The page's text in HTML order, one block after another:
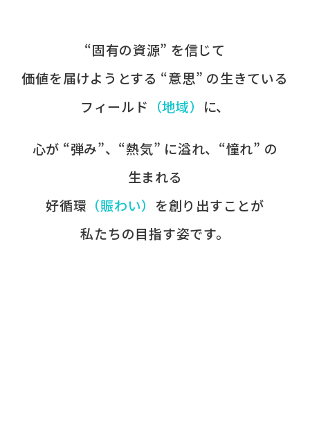
“固有の​資源” を​信じて
価値を​届けようとする​ “意思” の​生きている
フィールド ​（地域） に、​
心が​ “弾み”、​“熱気” に​溢れ、​“憧れ” の​
生まれる
好循環 ​（賑わい） を​創り出すことが
​私たちの​目指す姿です。​